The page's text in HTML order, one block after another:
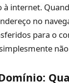
internet.
no
para o